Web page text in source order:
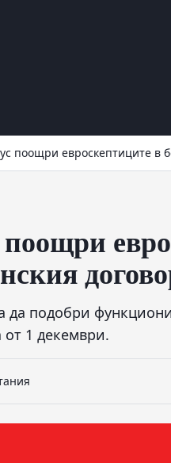
поощри евроскептиците в
да подобри
от 1 декември.